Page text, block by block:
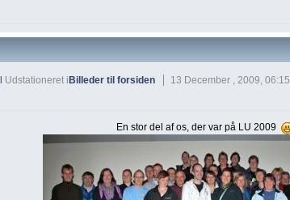
Udstationeret i Billeder til forsiden 13 December , 2009, 06:15
En stor del af os, der var på LU 2009